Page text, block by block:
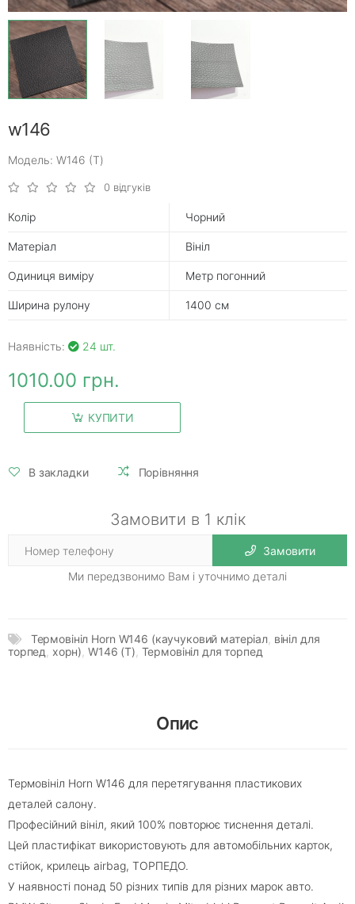
w146
Модель: W146 (Т)
0 відгуків
Колір Чорний
Матеріал Вініл
Одиниця виміру Метр погонний
Ширина рулону 1400 см
Наявність: 24 шт.
1010.00 грн.
КУПИТИ
В закладки Порівняння
Замовити в 1 клік
Замовити
Ми передзвонимо Вам і уточнимо деталі
Термовініл Horn W146 (каучуковий матеріал вініл для
торпед хорн) W146 (Т) Термовініл для торпед
Опис
Термовініл Horn W146 для перетягування пластикових
деталей салону.
Професійний вініл, який 100% повторює тиснення деталі.
Цей пластифікат використовують для автомобільних карток,
стійок, крилець airbag, ТОРПЕДО.
У наявності понад 50 різних типів для різних марок авто.